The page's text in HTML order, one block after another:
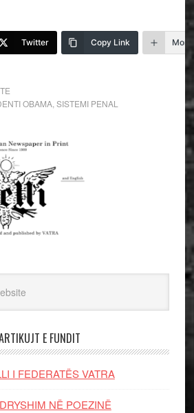
Twitter Copy Link More
OBAMA, SISTEMI PENAL
E FUNDIT
I FEDERATËS VATRA
NË POEZINË